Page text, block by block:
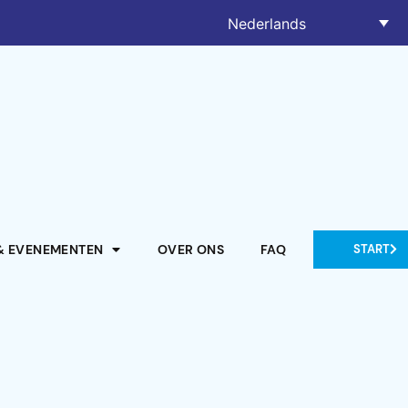
Nederlands
EVENEMENTEN OVER ONS FAQ START